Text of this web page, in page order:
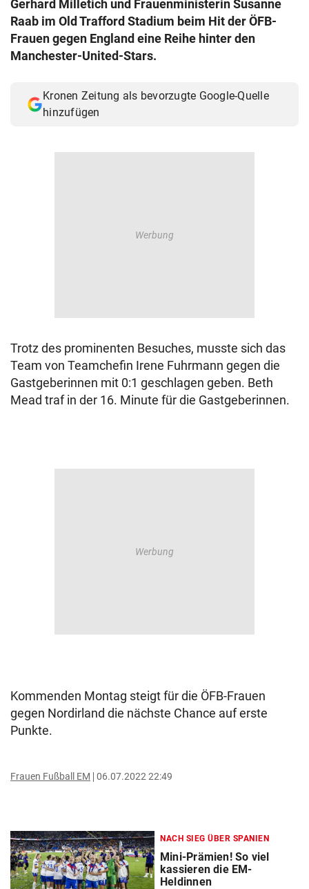
Muthgasse 2, 1190 Wien
Gerhard Milletich und Frauenministerin Susanne
Raab im Old Trafford Stadium beim Hit der ÖFB-
Frauen gegen England eine Reihe hinter den
Manchester-United-Stars.
Kronen Zeitung als bevorzugte Google-Quelle
hinzufügen
Trotz des prominenten Besuches, musste sich das
Team von Teamchefin Irene Fuhrmann gegen die
Gastgeberinnen mit 0:1 geschlagen geben. Beth
Mead traf in der 16. Minute für die Gastgeberinnen.
Kommenden Montag steigt für die ÖFB-Frauen
gegen Nordirland die nächste Chance auf erste
Punkte.
Frauen Fußball EM 06.07.2022 22:49
NACH SIEG ÜBER SPANIEN
Mini-Prämien! So viel
kassieren die EM-
Heldinnen